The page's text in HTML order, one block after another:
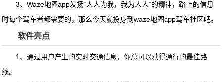
3、Waze地图app发扬“人人为我，我为人人”的精神，路上的信息
时每个驾车者都需要的，那么今天就投身到waze地图app驾车社区吧。
软件亮点
1、通过用户产生的实时交通信息，你总可以获得通行的最佳路
线。